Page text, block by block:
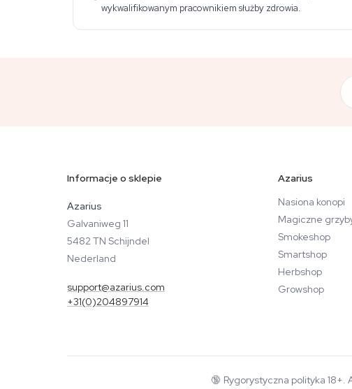
wykwalifikowanym pracownikiem służby zdrowia.
Informacje o sklepie
Azarius
Galvaniweg 11
5482 TN Schijndel
Nederland
support@azarius.com
+31(0)204897914
Azarius
Nasiona konopi
Magiczne
Smokeshop
Smartshop
Herbshop
Growshop
🔞 Rygorystyczna polityka 18+.